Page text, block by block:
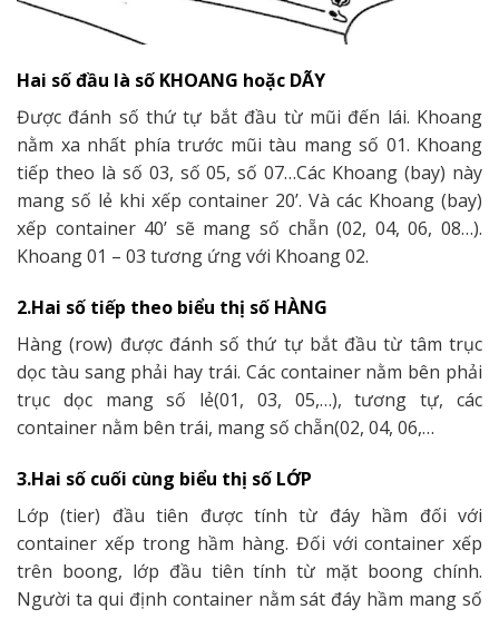
Hai số đầu là số KHOANG hoặc DÃY
Được đánh số thứ tự bắt đầu từ mũi đến lái. Khoang
nằm xa nhất phía trước mũi tàu mang số 01. Khoang
tiếp theo là số 03, số 05, số 07…Các Khoang (bay) này
mang số lẻ khi xếp container 20’. Và các Khoang (bay)
xếp container 40’ sẽ mang số chẵn (02, 04, 06, 08…).
Khoang 01 – 03 tương ứng với Khoang 02.
2.Hai số tiếp theo biểu thị số HÀNG
Hàng (row) được đánh số thứ tự bắt đầu từ tâm trục
dọc tàu sang phải hay trái. Các container nằm bên phải
trục dọc mang số lẻ(01, 03, 05,…), tương tự, các
container nằm bên trái, mang số chẵn(02, 04, 06,…
3.Hai số cuối cùng biểu thị số LỚP
Lớp (tier) đầu tiên được tính từ đáy hầm đối với
container xếp trong hầm hàng. Đối với container xếp
trên boong, lớp đầu tiên tính từ mặt boong chính.
Người ta qui định container nằm sát đáy hầm mang số